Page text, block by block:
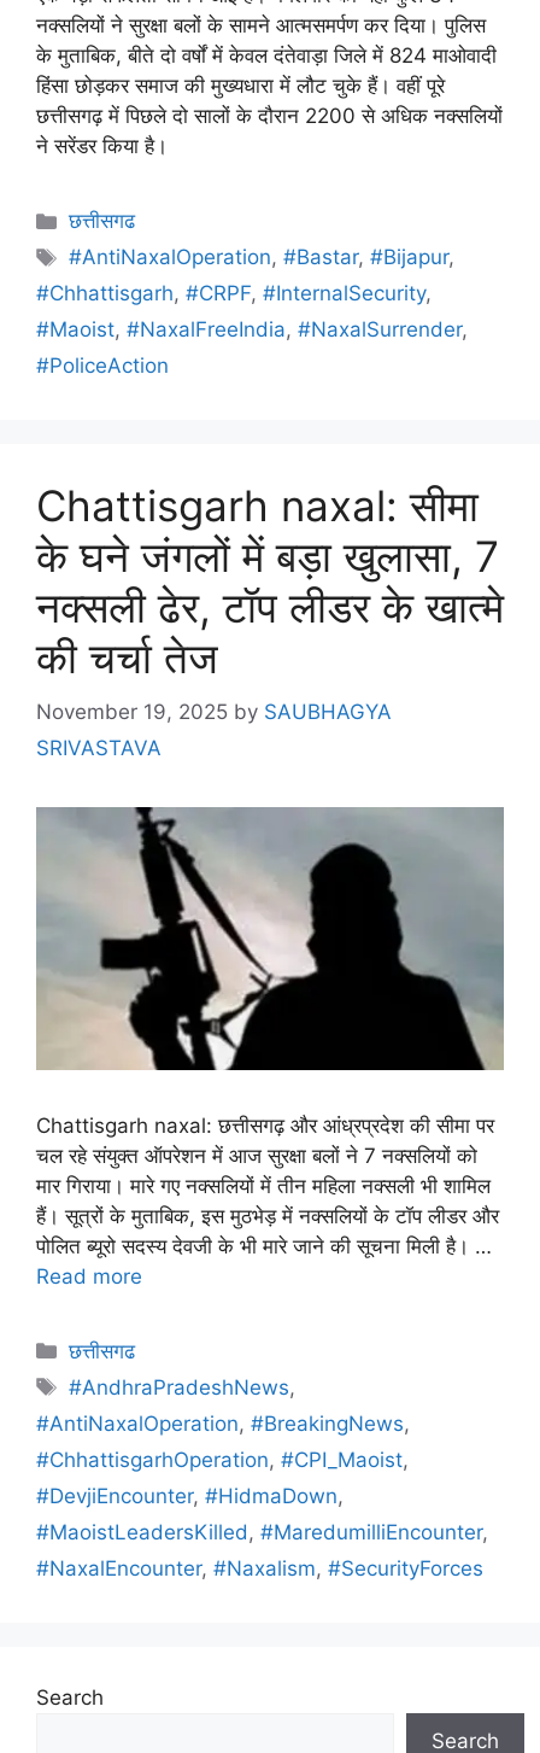
नक्सलियों ने सुरक्षा बलों के सामने आत्मसमर्पण कर दिया। पुलिस
के मुताबिक, बीते दो वर्षों में केवल दंतेवाड़ा जिले में 824 माओवादी
हिंसा छोड़कर समाज की मुख्यधारा में लौट चुके हैं। वहीं पूरे
छत्तीसगढ़ में पिछले दो सालों के दौरान 2200 से अधिक नक्सलियों
ने सरेंडर किया है।
छत्तीसगढ
#AntiNaxalOperation,#Bastar,#Bijapur,
#Chhattisgarh, #CRPF, #InternalSecurity,
#Maoist, #NaxalFreeIndia, #NaxalSurrender,
#PoliceAction
Chattisgarh naxal: सीमा
के घने जंगलों में बड़ा खुलासा, 7
नक्सली ढेर, टॉप लीडर के खात्मे
की चर्चा तेज
November 19, 2025 by SAUBHAGYA
SRIVASTAVA
Chattisgarh naxal: छत्तीसगढ़ और आंध्रप्रदेश की सीमा पर
चल रहे संयुक्त ऑपरेशन में आज सुरक्षा बलों ने 7 नक्सलियों को
मार गिराया। मारे गए नक्सलियों में तीन महिला नक्सली भी शामिल
हैं। सूत्रों के मुताबिक, इस मुठभेड़ में नक्सलियों के टॉप लीडर और
पोलित ब्यूरो सदस्य देवजी के भी मारे जाने की सूचना मिली है। …
Read more
छत्तीसगढ
#AndhraPradeshNews,
#AntiNaxalOperation, #BreakingNews,
#ChhattisgarhOperation, #CPI_Maoist,
#DevjiEncounter, #HidmaDown,
#MaoistLeadersKilled, #MaredumilliEncounter,
#NaxalEncounter, #Naxalism, #SecurityForces
Search
Search